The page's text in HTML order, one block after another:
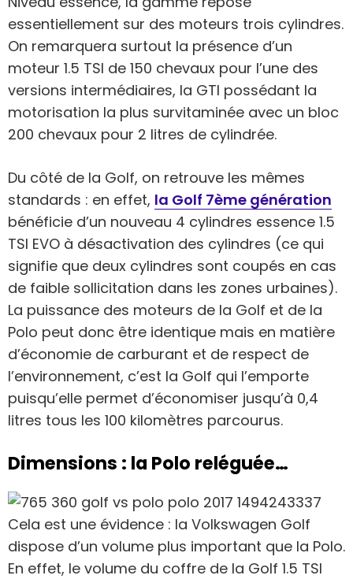
essentiellement sur des moteurs trois cylindres.
On remarquera surtout la présence d’un
moteur 1.5 TSI de 150 chevaux pour l’une des
versions intermédiaires, la GTI possédant la
motorisation la plus survitaminée avec un bloc
200 chevaux pour 2 litres de cylindrée.
Du côté de la Golf, on retrouve les mêmes
standards : en effet, la Golf 7ème génération
bénéficie d’un nouveau 4 cylindres essence 1.5
TSI EVO à désactivation des cylindres (ce qui
signifie que deux cylindres sont coupés en cas
de faible sollicitation dans les zones urbaines).
La puissance des moteurs de la Golf et de la
Polo peut donc être identique mais en matière
d’économie de carburant et de respect de
l’environnement, c’est la Golf qui l’emporte
puisqu’elle permet d’économiser jusqu’à 0,4
litres tous les 100 kilomètres parcourus.
Dimensions : la Polo reléguée…
Cela est une évidence : la Volkswagen Golf
dispose d’un volume plus important que la Polo.
En effet, le volume du coffre de la Golf 1.5 TSI